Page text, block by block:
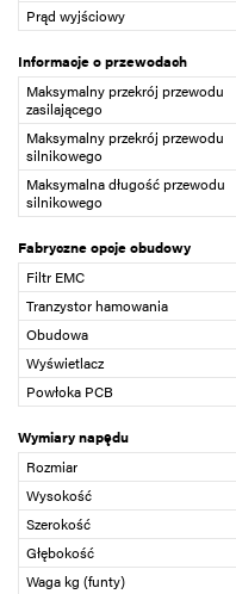
Prąd wyjściowy
Informacje o przewodach
Maksymalny przekrój przewodu
zasilającego
Maksymalny przekrój przewodu
silnikowego
Maksymalna długość przewodu
silnikowego
Fabryczne opcje obudowy
Filtr EMC
Tranzystor hamowania
Obudowa
Wyświetlacz
Powłoka PCB
Wymiary napędu
Rozmiar
Wysokość
Szerokość
Głębokość
Waga kg (funty)